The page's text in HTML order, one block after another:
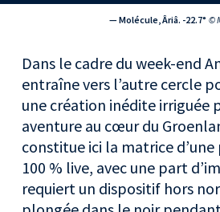
— Molécule, Âriâ. -22.7° ©
Dans le cadre du week-end
entraîne vers l’autre cercle
une création inédite irriguée
aventure au cœur du
constitue ici la matrice
100 % live, avec une part
requiert un dispositif hors